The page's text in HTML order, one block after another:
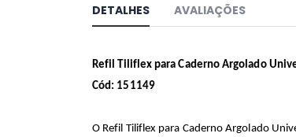
o
início
de
imagens
DETALHES
Refil Tiliflex para Caderno Argolado
Cód: 151149
O Refil Tiliflex para Caderno Argolado
AVALIAÇÕES